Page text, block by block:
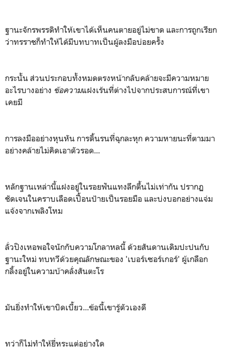
ฐานะจักรพรรดิทำให้เขาได้เห็นคนตายอยู่ไม่ขาด และการถูกเรียก
ว่าทรราชก็ทำให้ได้มีบทบาทเป็นผู้ลงมือบ่อยครั้ง
กระนั้น ส่วนประกอบทั้งหมดตรงหน้ากลับคล้ายจะมีความหมาย
อะไรบางอย่าง ข้อความแฝงเร้นที่ต่างไปจากประสบการณ์ที่เขา
เคยมี
การลงมืออย่างหุนหัน การดิ้นรนที่ฉุกละหุก ความหายนะที่ตามมา
อย่างคล้ายไม่คิดเอาตัวรอด...
หลักฐานเหล่านี้แฝงอยู่ในรอยฟันแทงลึกตื้นไม่เท่ากัน ปรากฏ
ชัดเจนในคราบเลือดเปื้อนป้ายเป็นรอยมือ และบ่งบอกอย่างแจ่ม
แจ้งจากเพลิงโหม
ลั่วปิงเหอพอใจนักกับความโกลาหลนี้ ด้วยสันดานเดิมปะปนกับ
ฐานะใหม่ ทบทวีด้วยคุณลักษณะของ 'เบอร์เซอร์เกอร์' ผู้เกลือก
กลิ้งอยู่ในความบ้าคลั่งสันตะโร
มันยิ่งทำให้เขาบิดเบี้ยว...ข้อนี้เขารู้ตัวเองดี
ทว่าก็ไม่ทำให้ยี่หระแต่อย่างใด